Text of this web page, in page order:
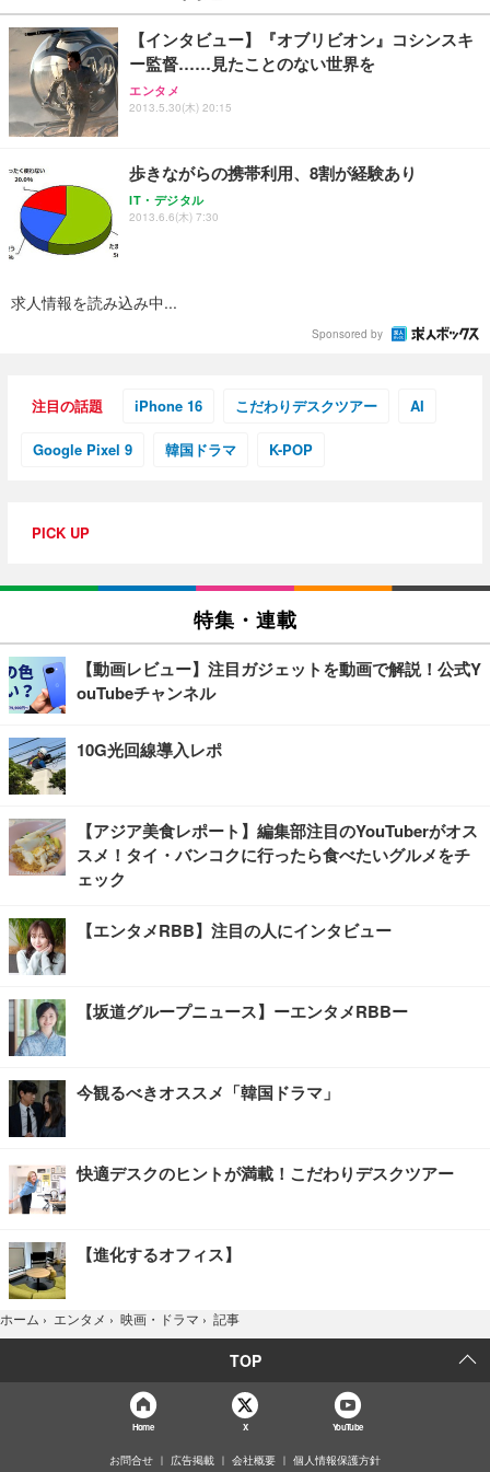
￥27,999
Sezlife オフィスチェア デスクチェア 疲れない テレ
ワーク チェア 強化バックレスト 30度ロッキング機
能 人間工学 椅子 腰サポート 90度跳ね上げ式アーム
務用 おしゃれ パソコンチェア (ブラック)
Sezlife オフィスチェア デスクチェア 疲れない テレ
ワーク チェア 強化バックレスト 30度ロッキング機
務用 おしゃれ パソコンチェア (ホワイト)
ANDWINT オフィスチェア デスクチェア 肘なし メ
勤務 ブラック
￥4,139
￥109,572
【純正品】27"ゲーミングモニター DualSense 充電
フック付き（CFI-ZDM1J）
【整備済み品】Dell E2724HS 27インチ 液晶モニタ
ー フルHD（1920×1080）VA 非光沢 HDMI/DisplayP
【MiniLED/24.5inch/280Hz/FHD】GRAPHT THE S
￥34,980
￥3,234
ネオ・ルーライフ ネオ・オムツ L 中型犬用 26枚入
り 単品
Smart Basic(スマートベーシック) 【Amazon.co.jp
限定】 Smart Basic アイリスオーヤマ ペットシーツ
アイリスオーヤマ ペットシーツ 超厚型 お徳用 レギ
￥3,731
【インタビュー】『オブリビオン』コシンスキ
ー監督……見たことのない世界を
エンタメ
2013.5.30(木) 20:15
歩きながらの携帯利用、8割が経験あり
IT・デジタル
2013.6.6(木) 7:30
求人情報を読み込み中...
Sponsored by
注目の話題 iPhone 16 こだわりデスクツアー AI
Google Pixel 9 韓国ドラマ K-POP
PICK UP
特集・連載
【動画レビュー】注目ガジェットを動画で解説！公式Y
ouTubeチャンネル
10G光回線導入レポ
【アジア美食レポート】編集部注目のYouTuberがオス
スメ！タイ・バンコクに行ったら食べたいグルメをチ
ェック
【エンタメRBB】注目の人にインタビュー
【坂道グループニュース】ーエンタメRBBー
今観るべきオススメ「韓国ドラマ」
快適デスクのヒントが満載！こだわりデスクツアー
【進化するオフィス】
ホーム › エンタメ › 映画・ドラマ › 記事
TOP
Home X YouTube
お問合せ 広告掲載 会社概要 個人情報保護方針